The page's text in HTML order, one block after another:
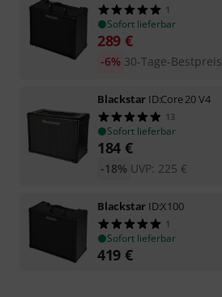
1
Sofort lieferbar
289 €
30-Tage-Bestpreis
-6%
Blackstar ID:Core 20 V4
13
Sofort lieferbar
184 €
UVP: 225 €
-18%
Blackstar ID:X100
1
Sofort lieferbar
419 €